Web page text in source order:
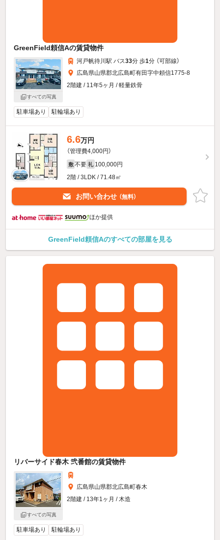
GreenField頼信Aの賃貸物件
すべての写真
河戸帆待川駅 バス33分 歩1分 （可部線）
広島県山県郡北広島町有田字中頼信1775-8
2階建 / 11年5ヶ月 / 軽量鉄骨
駐車場あり 駐輪場あり
6.6万円
（管理費4,000円）
敷 不要 礼 100,000円
2階 / 3LDK / 71.48㎡
お問い合わせ （無料）
ほか提供
GreenField頼信Aのすべての部屋を見る
リバーサイド春木 弐番館の賃貸物件
すべての写真
広島県山県郡北広島町春木
2階建 / 13年1ヶ月 / 木造
駐車場あり 駐輪場あり